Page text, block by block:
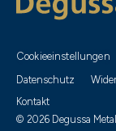
Cookieeinstellungen
Datenschutz
Kontakt
© 2026 Degussa